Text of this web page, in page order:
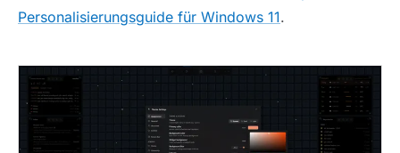
Personalisierungsguide für Windows 11.